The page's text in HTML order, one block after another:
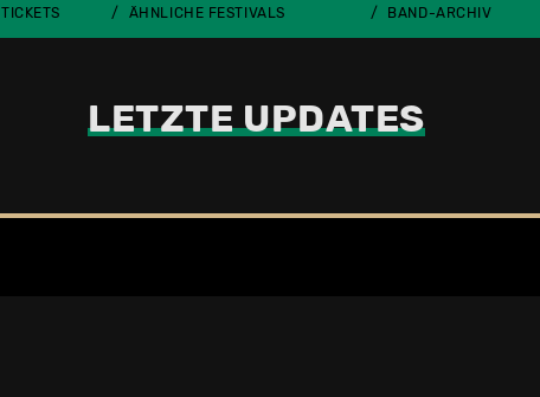
TICKETS
ÄHNLICHE FESTIVALS
BAND-ARCHIV
LETZTE UPDATES